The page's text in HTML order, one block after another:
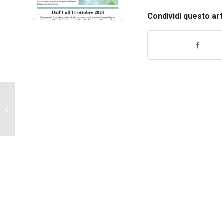
Condividi questo